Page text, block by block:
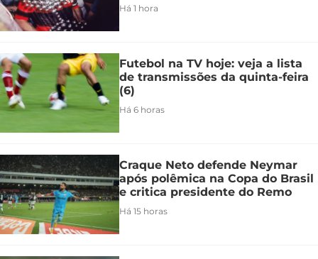
Há 1 hora
Futebol na TV hoje: veja a lista
de transmissões da quinta-feira
(6)
Há 6 horas
Craque Neto defende Neymar
após polêmica na Copa do Brasil
e critica presidente do Remo
Há 15 horas